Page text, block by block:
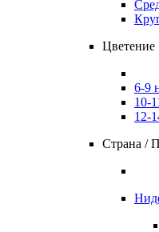
Цветение
6-9
10-
12-
Страна /